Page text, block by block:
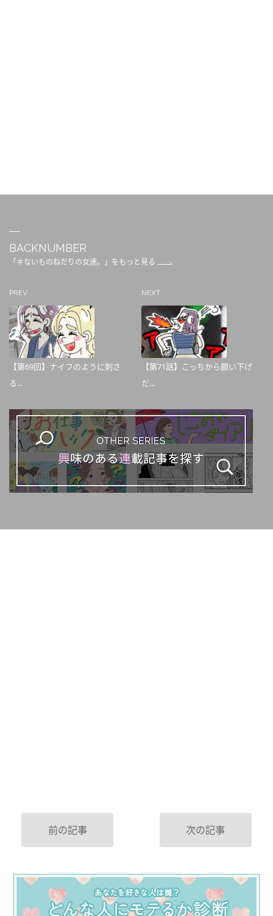
BACKNUMBER
「＃ないものねだりの女達。」をもっと見る
PREV
【第69回】ナイフのように刺さ
る...
NEXT
【第71話】こっちから願い下げ
だ...
前の記事 次の記事